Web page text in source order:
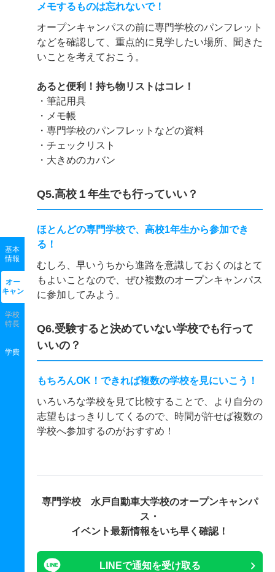
基本
情報
オー
キャン
学校
特長
学費
メモするものは忘れないで！
オープンキャンパスの前に専門学校のパンフレット
などを確認して、重点的に見学したい場所、聞きた
いことを考えておこう。
あると便利！持ち物リストはコレ！
・筆記用具
・メモ帳
・専門学校のパンフレットなどの資料
・チェックリスト
・大きめのカバン
Q5.高校１年生でも行っていい？
ほとんどの専門学校で、高校1年生から参加でき
る！
むしろ、早いうちから進路を意識しておくのはとて
もよいことなので、ぜひ複数のオープンキャンパス
に参加してみよう。
Q6.受験すると決めていない学校でも行って
いいの？
もちろんOK！できれば複数の学校を見にいこう！
いろいろな学校を見て比較することで、より自分の
志望もはっきりしてくるので、時間が許せば複数の
学校へ参加するのがおすすめ！
専門学校 水戸自動車大学校のオープンキャンパ
ス・
イベント最新情報をいち早く確認！
LINEで通知を受け取る